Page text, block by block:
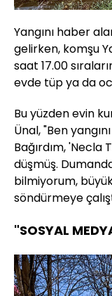
Yangını haber
gelirken, komşu
saat 17.00
evde tüp ya da
Bu yüzden evin
Ünal, "Ben
Bağırdım, 'Necla
düşmüş.
bilmiyorum,
söndürmeye
"SOSYAL